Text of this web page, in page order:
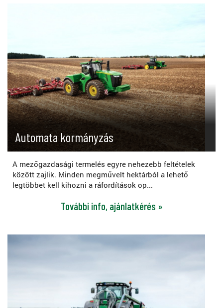
Automata kormányzás
A mezőgazdasági termelés egyre nehezebb feltételek
között zajlik. Minden megművelt hektárból a lehető
legtöbbet kell kihozni a ráfordítások op...
További info, ajánlatkérés »